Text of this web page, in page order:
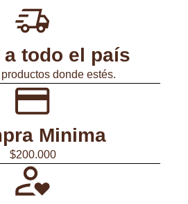
todo el país
donde estés.
Minima
$200.000